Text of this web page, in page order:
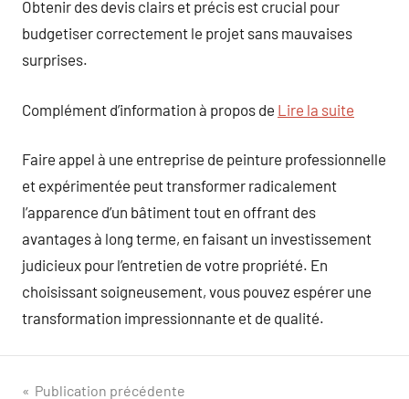
Obtenir des devis clairs et précis est crucial pour
budgetiser correctement le projet sans mauvaises
surprises.
Complément d’information à propos de Lire la suite
Faire appel à une entreprise de peinture professionnelle
et expérimentée peut transformer radicalement
l’apparence d’un bâtiment tout en offrant des
avantages à long terme, en faisant un investissement
judicieux pour l’entretien de votre propriété. En
choisissant soigneusement, vous pouvez espérer une
transformation impressionnante et de qualité.
Publication précédente